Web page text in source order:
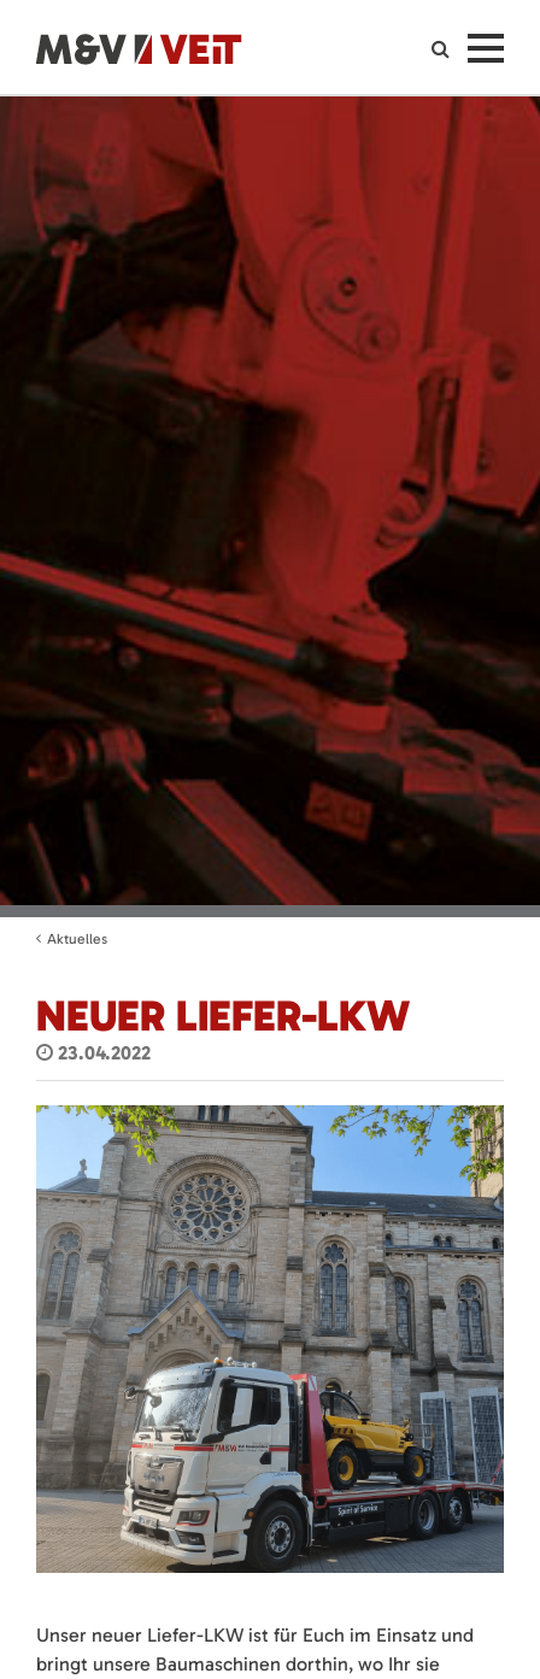
Aktuelles
NEUER LIEFER-LKW
23.04.2022
Unser neuer Liefer-LKW ist für Euch im Einsatz und
bringt unsere Baumaschinen dorthin, wo Ihr sie